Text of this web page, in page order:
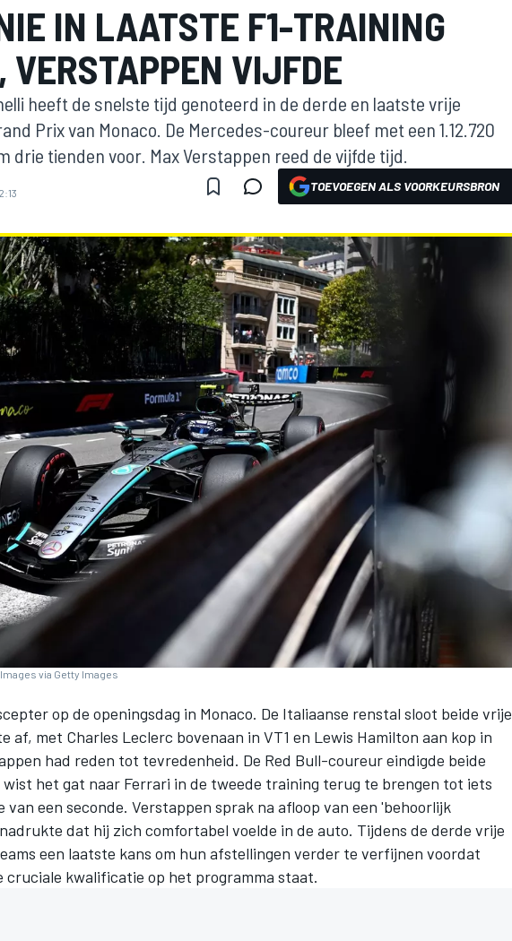
DTM
IN LAATSTE F1-TRAINING
VERSTAPPEN VIJFDE
heeft de snelste tijd genoteerd in de derde en laatste vrije
Prix van Monaco. De Mercedes-coureur bleef met een 1.12.720
drie tienden voor. Max Verstappen reed de vijfde tijd.
TOEVOEGEN ALS VOORKEURSBRON
via Getty Images
op de openingsdag in Monaco. De Italiaanse renstal sloot beide vrije
af, met Charles Leclerc bovenaan in VT1 en Lewis Hamilton aan kop in
had reden tot tevredenheid. De Red Bull-coureur eindigde beide
wist het gat naar Ferrari in de tweede training terug te brengen tot iets
van een seconde. Verstappen sprak na afloop van een 'behoorlijk
dat hij zich comfortabel voelde in de auto. Tijdens de derde vrije
een laatste kans om hun afstellingen verder te verfijnen voordat
cruciale kwalificatie op het programma staat.